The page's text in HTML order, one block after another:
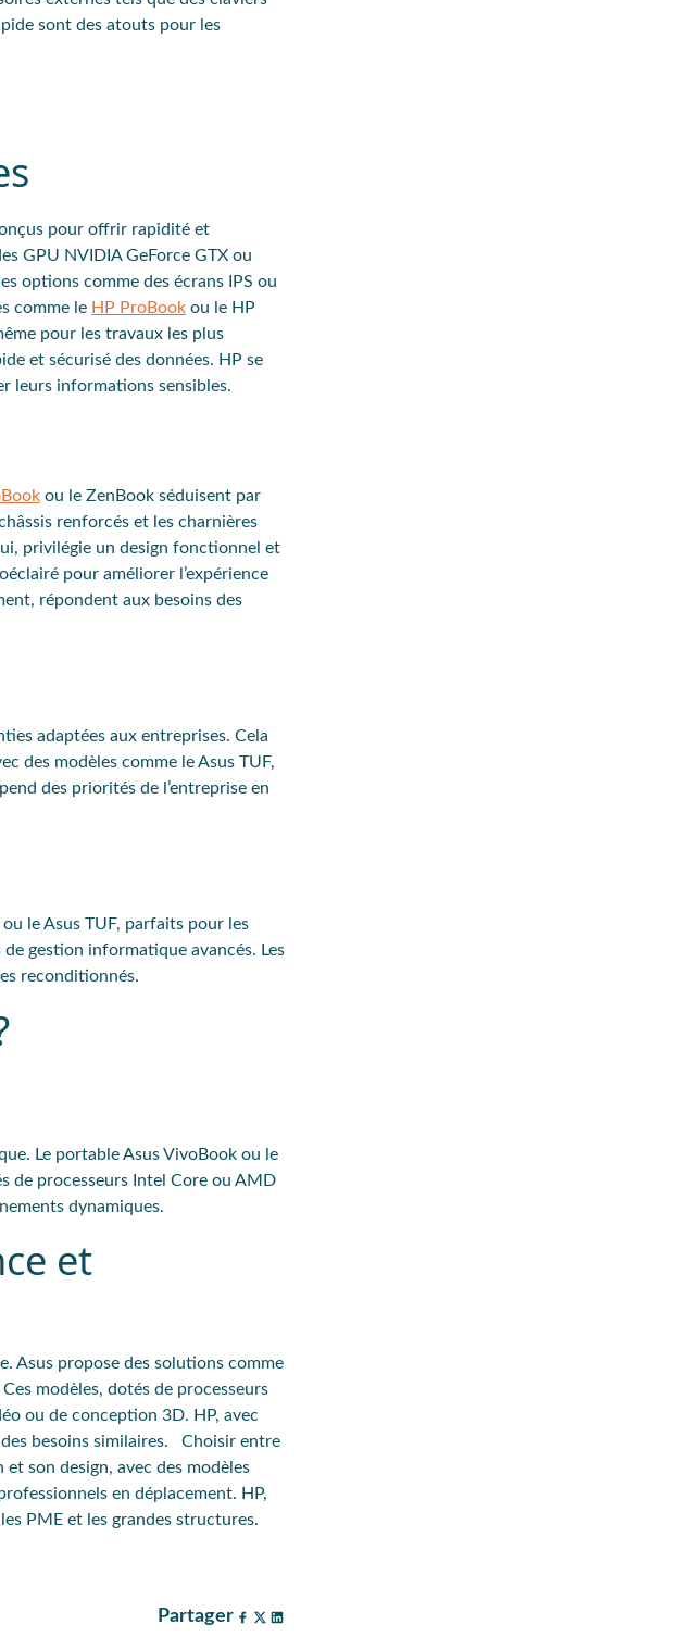
sont des atouts pour les
pour offrir rapidité et
GPU NVIDIA GeForce GTX ou
options comme des écrans IPS ou
comme le HP ProBook ou le HP
pour les travaux les plus
et sécurisé des données. HP se
leurs informations sensibles.
ou le ZenBook séduisent par
renforcés et les charnières
privilégie un design fonctionnel et
pour améliorer l’expérience
répondent aux besoins des
adaptées aux entreprises. Cela
des modèles comme le Asus TUF,
des priorités de l’entreprise en
ou leAsus TUF, parfaits pour les
de gestion informatique avancés. Les
reconditionnés.
. Le portableAsus VivoBook ou le
de processeurs Intel Core ou AMD
dynamiques.
et
Asus propose des solutions comme
Ces modèles, dotés de processeurs
ou de conception 3D. HP, avec
besoins similaires. Choisir entre
son design, avec des modèles
en déplacement. HP,
PME et les grandes structures.
Partager